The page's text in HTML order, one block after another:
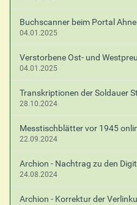
A
i
e
n
Buchscanner beim Portal
04.01.2025
Verstorbene Ost- und
04.01.2025
Transkriptionen der Soldauer
28.10.2024
Messtischblätter vor 1945
22.09.2024
Archion - Nachtrag zu den
24.08.2024
Archion - Korrektur der